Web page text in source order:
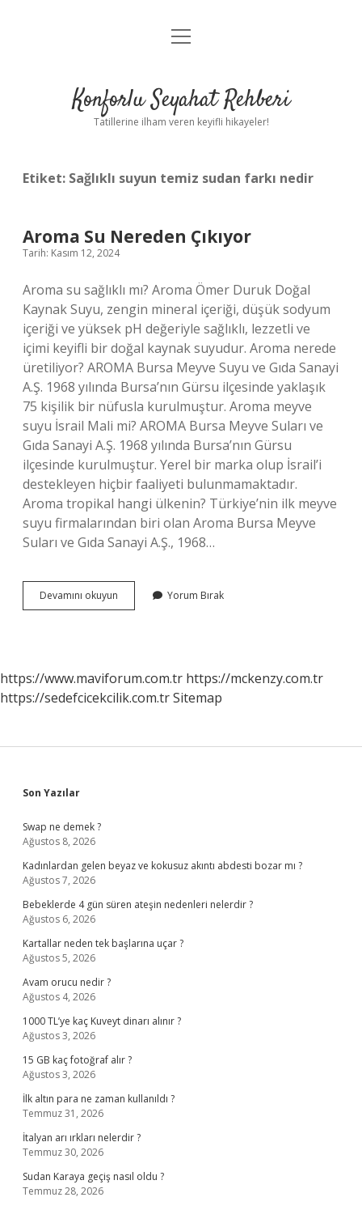
Anasayfa
Yasal Uyarı
menüyü
Konforlu Seyahat Rehberi
Tatillerine ilham veren keyifli hikayeler!
Etiket: Sağlıklı suyun temiz sudan farkı nedir
Aroma Su Nereden Çıkıyor
Tarih: Kasım 12, 2024
Aroma su sağlıklı mı? Aroma Ömer Duruk Doğal
Kaynak Suyu, zengin mineral içeriği, düşük sodyum
içeriği ve yüksek pH değeriyle sağlıklı, lezzetli ve
içimi keyifli bir doğal kaynak suyudur. Aroma nerede
üretiliyor? AROMA Bursa Meyve Suyu ve Gıda Sanayi
A.Ş. 1968 yılında Bursa’nın Gürsu ilçesinde yaklaşık
75 kişilik bir nüfusla kurulmuştur. Aroma meyve
suyu İsrail Mali mi? AROMA Bursa Meyve Suları ve
Gıda Sanayi A.Ş. 1968 yılında Bursa’nın Gürsu
ilçesinde kurulmuştur. Yerel bir marka olup İsrail’i
destekleyen hiçbir faaliyeti bulunmamaktadır.
Aroma tropikal hangi ülkenin? Türkiye’nin ilk meyve
suyu firmalarından biri olan Aroma Bursa Meyve
Suları ve Gıda Sanayi A.Ş., 1968…
Devamını okuyun
Su
Yorum Bırak
https://www.maviforum.com.tr https://mckenzy.com.tr
https://sedefcicekcilik.com.trSitemap
Sidebar
Son Yazılar
Swap ne demek ?
Ağustos 8, 2026
Kadınlardan gelen beyaz ve kokusuz akıntı abdesti bozar mı ?
Ağustos 7, 2026
Bebeklerde 4 gün süren ateşin nedenleri nelerdir ?
Ağustos 6, 2026
Kartallar neden tek başlarına uçar ?
Ağustos 5, 2026
Avam orucu nedir ?
Ağustos 4, 2026
1000 TL’ye kaç Kuveyt dinarı alınır ?
Ağustos 3, 2026
15 GB kaç fotoğraf alır ?
Ağustos 3, 2026
İlk altın para ne zaman kullanıldı ?
Temmuz 31, 2026
İtalyan arı ırkları nelerdir ?
Temmuz 30, 2026
Sudan Karaya geçiş nasıl oldu ?
Temmuz 28, 2026